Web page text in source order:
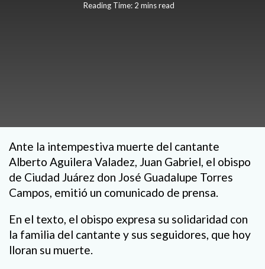
Reading Time: 2 mins read
Ante la intempestiva muerte del cantante
Alberto Aguilera Valadez, Juan Gabriel, el obispo
de Ciudad Juárez don José Guadalupe Torres
Campos, emitió un comunicado de prensa.
En el texto, el obispo expresa su solidaridad con
la familia del cantante y sus seguidores, que hoy
lloran su muerte.